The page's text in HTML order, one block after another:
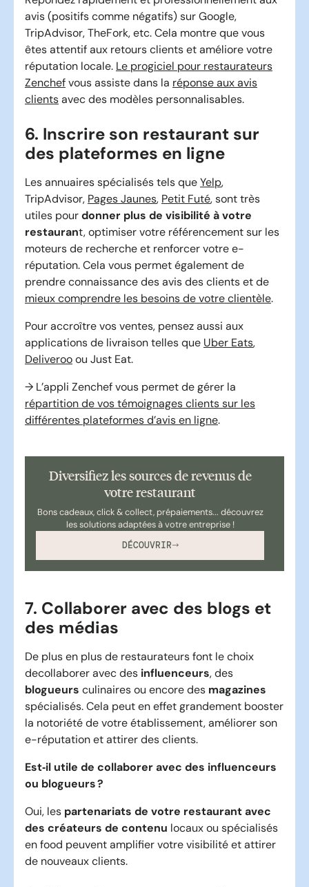
avis (positifs comme négatifs) sur Google,
TripAdvisor, TheFork, etc. Cela montre que vous
êtes attentif aux retours clients et améliore votre
réputation locale. Le progiciel pour restaurateurs
Zenchefvous assiste dans la réponse aux avis
clientsavec des modèles personnalisables.
6. Inscrire son restaurant sur
des plateformes en ligne
Les annuaires spécialisés tels queYelp,
TripAdvisor, Pages Jaunes, Petit Futé, sont très
utiles pourdonner plus de visibilité à votre
restaurant, optimiser votre référencement sur les
moteurs de recherche et renforcer votre e-
réputation. Cela vous permet également de
prendre connaissance des avis des clients et de
mieux comprendre les besoins de votre clientèle.
Pour accroître vos ventes, pensez aussi aux
applications de livraison telles que Uber Eats,
Deliverooou Just Eat.
→ L’appli Zenchef vous permet de gérer la
répartition de vos témoignages clients sur les
différentes plateformes d’avis en ligne.
Diversifiez les sources de revenus de
votre restaurant
Bons cadeaux, click & collect, prépaiements... découvrez
les solutions adaptées à votre entreprise !
DÉCOUVRIR
7. Collaborer avec des blogs et
des médias
De plus en plus de restaurateurs font le choix
decollaborer avec des influenceurs, des
blogueurs culinaires ou encore des magazines
spécialisés. Cela peut en effet grandement booster
la notoriété de votre établissement, améliorer son
e-réputation et attirer des clients.
Est‑il utile de collaborer avec des influenceurs
ou blogueurs ?
Oui, les partenariats de votre restaurant avec
des créateurs de contenu locaux ou spécialisés
en food peuvent amplifier votre visibilité et attirer
de nouveaux clients.